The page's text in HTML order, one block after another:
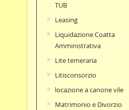
TUB
Leasing
Liquidazione Coatta
Amministrativa
Lite temeraria
Litisconsorzio
locazione a canone vile
Matrimonio e Divorzio